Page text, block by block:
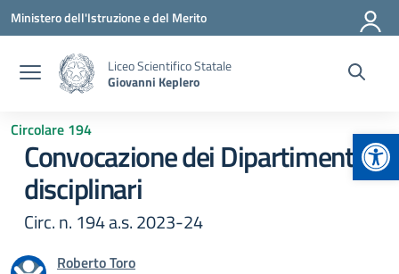
Vai ai contenuti
Vai al menu di navigazione
Vai al footer
Ministero dell'Istruzione e del Merito
Liceo Scientifico Statale
Giovanni Keplero
Circolare 194
Convocazione dei Dipartimenti
disciplinari
Circ. n. 194 a.s. 2023-24
Roberto Toro